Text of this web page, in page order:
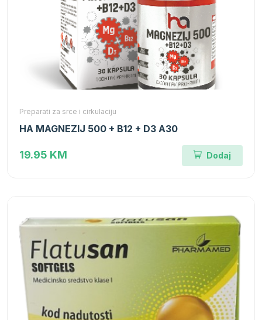
Preparati za srce i cirkulaciju
HA MAGNEZIJ 500 + B12 + D3 A30
19.95 KM Dodaj